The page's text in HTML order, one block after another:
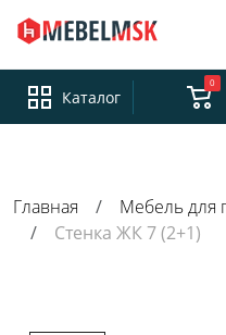
Каталог
0
Главная
Мебель для
Стенка ЖК 7 (2+1)